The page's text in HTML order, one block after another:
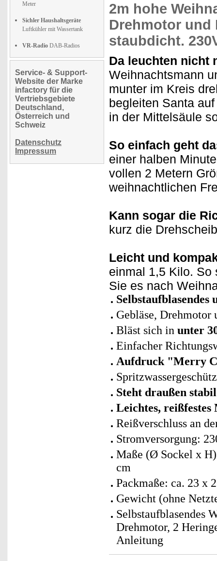
Meter
Sichler Haushaltsgeräte
Luftkühler mit Wassertank
VR-Radio DAB-Radios
Service- & Support-
Website der Marke
infactory für die
Vertriebsgebiete
Deutschland,
Österreich und
Schweiz
Datenschutz
Impressum
2m hohe
Drehmotor und
staubdicht.
Da leuchten nicht
Weihnachtsmann
munter im Kreis
begleiten Santa
in der Mittelsäule
So einfach geht
einer halben
vollen 2 Metern
weihnachtlichen
Kann sogar die
kurz die
Leicht und
einmal 1,5 Kilo. So
Sie es nach
Selbstaufblasendes
Gebläse,
Bläst sich in unter
Einfacher
Aufdruck "Merry
Steht draußen
Leichtes,
Reißverschluss an
Stromversorgung:
Maße (Ø Sockel x
cm
Packmaße: ca. 23 x
Gewicht (ohne
Selbstaufblasendes
Drehmotor, 2
Anleitung